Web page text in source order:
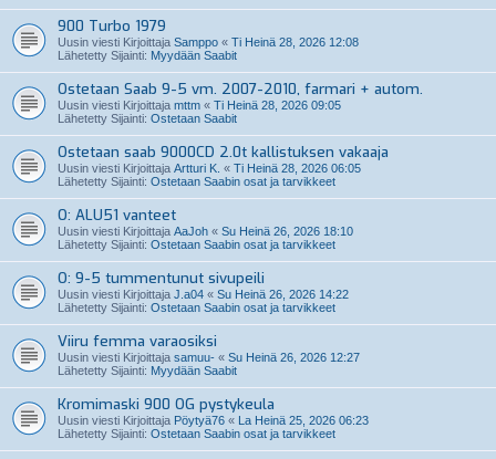
900 Turbo 1979
Uusin viesti Kirjoittaja Samppo « Ti Heinä 28, 2026 12:08
Lähetetty Sijainti: Myydään Saabit
Ostetaan Saab 9-5 vm. 2007-2010, farmari + autom.
Uusin viesti Kirjoittaja mttm « Ti Heinä 28, 2026 09:05
Lähetetty Sijainti: Ostetaan Saabit
Ostetaan saab 9000CD 2.0t kallistuksen vakaaja
Uusin viesti Kirjoittaja Artturi K. « Ti Heinä 28, 2026 06:05
Lähetetty Sijainti: Ostetaan Saabin osat ja tarvikkeet
O: ALU51 vanteet
Uusin viesti Kirjoittaja AaJoh « Su Heinä 26, 2026 18:10
Lähetetty Sijainti: Ostetaan Saabin osat ja tarvikkeet
O: 9-5 tummentunut sivupeili
Uusin viesti Kirjoittaja J.a04 « Su Heinä 26, 2026 14:22
Lähetetty Sijainti: Ostetaan Saabin osat ja tarvikkeet
Viiru femma varaosiksi
Uusin viesti Kirjoittaja samuu- « Su Heinä 26, 2026 12:27
Lähetetty Sijainti: Myydään Saabit
Kromimaski 900 OG pystykeula
Uusin viesti Kirjoittaja Pöytyä76 « La Heinä 25, 2026 06:23
Lähetetty Sijainti: Ostetaan Saabin osat ja tarvikkeet